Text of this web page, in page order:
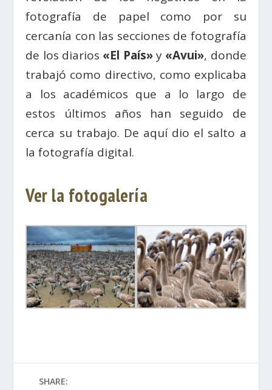
fotografía de papel como por su
cercanía con las secciones de fotografía
de los diarios «El País»y«Avui», donde
trabajó como directivo, como explicaba
a los académicos que a lo largo de
estos últimos años han seguido de
cerca su trabajo. De aquí dio el salto a
la fotografía digital.
Ver la fotogalería
SHARE: